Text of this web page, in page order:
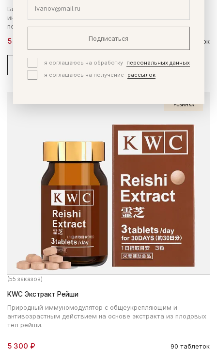
Биодобавка из Японии для уменьшения алкогольной
интоксикации, общей детоксикации организма, защиты
печени.
5 780 ₽ 180 таблеток
В корзину Купить в 1 клик
НОВИНКА
(55 заказов)
KWC Экстракт Рейши
Природный иммуномодулятор с общеукрепляющим и
антивозрастным действием на основе экстракта из плодовых
тел рейши.
5 300 ₽ 90 таблеток
Подписаться
я соглашаюсь на обработку
персональных данных
я соглашаюсь на получение
рассылок